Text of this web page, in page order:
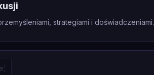
strategiami i doświadczeniami.